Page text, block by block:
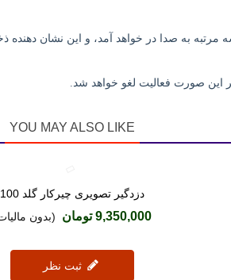
مرتبه به صدا در خواهد آمد، و این نشان
این صورت فعالیت لغو خواهد شد.
YOU MAY ALSO LIKE
دوست داشتن
دزدگیر تصویری چیرکار گلد 100
9,350,000 تومان (بدون
ثبت نظر